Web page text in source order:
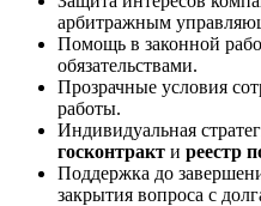
арбитражным
Помощь в законной
обязательствами.
Прозрачные условия
работы.
Индивидуальная
госконтракт и реестр
Поддержка до
закрытия вопроса с